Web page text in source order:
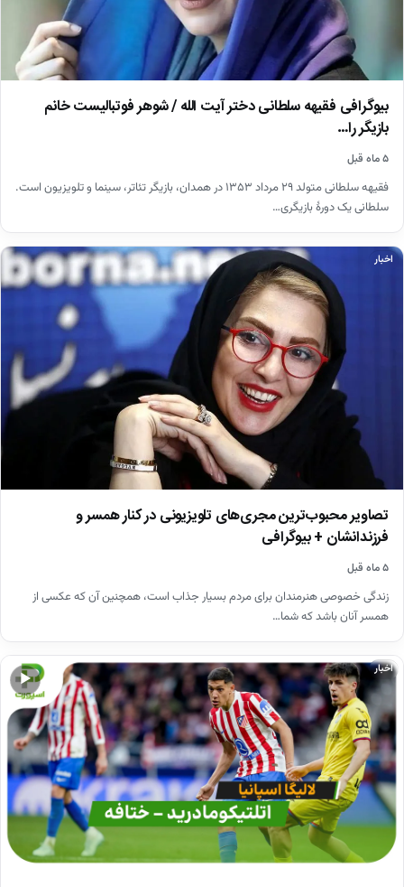
بیوگرافی فقیهه سلطانی دختر آیت الله / شوهر فوتبالیست خانم
بازیگر را…
۵ ماه قبل
فقیهه سلطانی متولد ۲۹ مرداد ۱۳۵۳ در همدان، بازیگر تئاتر، سینما و تلویزیون است.
سلطانی یک دورهٔ بازیگری…
اخبار
تصاویر محبوب‌ترین مجری‌های تلویزیونی در کنار همسر و
فرزندانشان + بیوگرافی
۵ ماه قبل
زندگی خصوصی هنرمندان برای مردم بسیار جذاب است، همچنین آن که عکسی از
همسر آنان باشد که شما…
▶
اخبار